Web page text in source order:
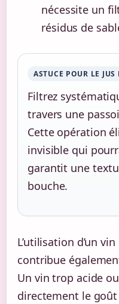
nécessite un
résidus de
ASTUCE POUR LE JUS
Filtrez
travers une
Cette opération
invisible qui
garantit une
bouche.
L’utilisation d’un
contribue
Un vin trop acide
directement le